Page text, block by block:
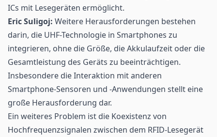
ICs mit Lesegeräten ermöglicht.
Eric Suligoj: Weitere Herausforderungen bestehen
darin, die UHF-Technologie in Smartphones zu
integrieren, ohne die Größe, die Akkulaufzeit oder die
Gesamtleistung des Geräts zu beeinträchtigen.
Insbesondere die Interaktion mit anderen
Smartphone-Sensoren und -Anwendungen stellt eine
große Herausforderung dar.
Ein weiteres Problem ist die Koexistenz von
Hochfrequenzsignalen zwischen dem RFID-Lesegerät